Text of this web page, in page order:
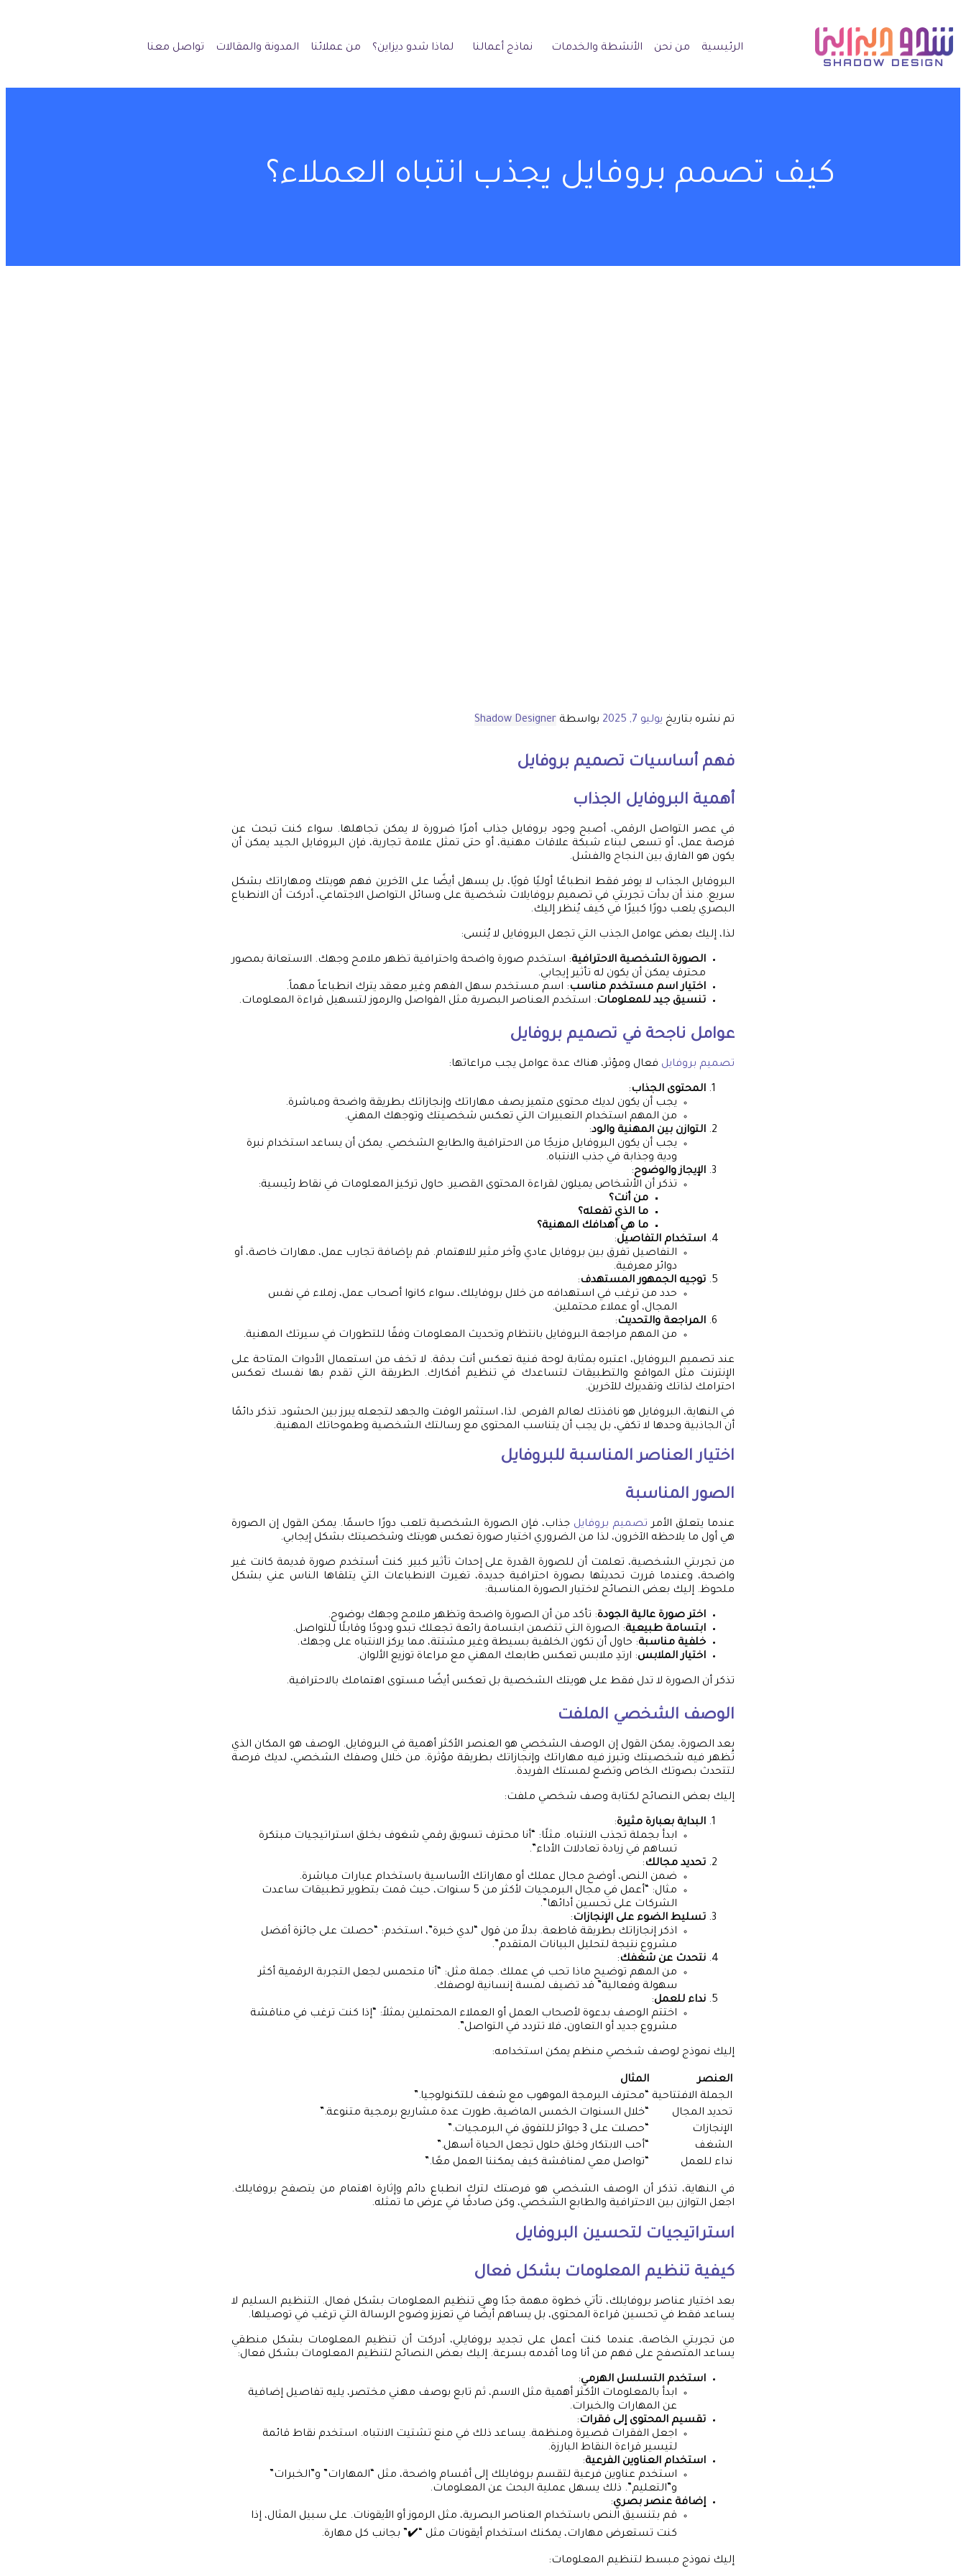
الرئيسية من نحن الأنشطة والخدمات نماذج أعمالنا لماذا شدو ديزاين؟ من عملائنا المدونة والمقالات تواصل معنا
كيف تصمم بروفايل يجذب انتباه العملاء؟
تم نشره بتاريخ يوليو 7, 2025 بواسطة Shadow Designer
فهم أساسيات تصميم بروفايل
أهمية البروفايل الجذاب
في عصر التواصل الرقمي، أصبح وجود بروفايل جذاب أمرًا ضرورة لا يمكن تجاهلها. سواء كنت تبحث عن
فرصة عمل، أو تسعى لبناء شبكة علاقات مهنية، أو حتى تمثل علامة تجارية، فإن البروفايل الجيد يمكن أن
يكون هو الفارق بين النجاح والفشل.
البروفايل الجذاب لا يوفر فقط انطباعًا أوليًا قويًا، بل يسهل أيضًا على الآخرين فهم هويتك ومهاراتك بشكل
سريع. منذ أن بدأت تجربتي في تصميم بروفايلات شخصية على وسائل التواصل الاجتماعي، أدركت أن الانطباع
البصري يلعب دورًا كبيرًا في كيف يُنظر إليك.
لذا، إليك بعض عوامل الجذب التي تجعل البروفايل لا يُنسى:
الصورة الشخصية الاحترافية: استخدم صورة واضحة واحترافية تظهر ملامح وجهك. الاستعانة بمصور
محترف يمكن أن يكون له تأثير إيجابي.
اختيار اسم مستخدم مناسب: اسم مستخدم سهل الفهم وغير معقد يترك انطباعاً مهماً.
تنسيق جيد للمعلومات: استخدم العناصر البصرية مثل الفواصل والرموز لتسهيل قراءة المعلومات.
عوامل ناجحة في تصميم بروفايل
تصميم بروفايل فعال ومؤثر، هناك عدة عوامل يجب مراعاتها:
المحتوى الجذاب:
يجب أن يكون لديك محتوى متميز يصف مهاراتك وإنجازاتك بطريقة واضحة ومباشرة.
من المهم استخدام التعبيرات التي تعكس شخصيتك وتوجهك المهني.
التوازن بين المهنية والود:
يجب أن يكون البروفايل مزيجًا من الاحترافية والطابع الشخصي. يمكن أن يساعد استخدام نبرة
ودية وجذابة في جذب الانتباه.
الإيجاز والوضوح:
تذكر أن الأشخاص يميلون لقراءة المحتوى القصير. حاول تركيز المعلومات في نقاط رئيسية:
من أنت؟
ما الذي تفعله؟
ما هي أهدافك المهنية؟
استخدام التفاصيل:
التفاصيل تفرق بين بروفايل عادي وآخر مثير للاهتمام. قم بإضافة تجارب عمل، مهارات خاصة، أو
دوائر معرفية.
توجيه الجمهور المستهدف:
حدد من ترغب في استهدافه من خلال بروفايلك، سواء كانوا أصحاب عمل، زملاء في نفس
المجال، أو عملاء محتملين.
المراجعة والتحديث:
من المهم مراجعة البروفايل بانتظام وتحديث المعلومات وفقًا للتطورات في سيرتك المهنية.
عند تصميم البروفايل، اعتبره بمثابة لوحة فنية تعكس أنت بدقة. لا تخف من استعمال الأدوات المتاحة على
الإنترنت مثل المواقع والتطبيقات لتساعدك في تنظيم أفكارك. الطريقة التي تقدم بها نفسك تعكس
احترامك لذاتك وتقديرك للآخرين.
في النهاية، البروفايل هو نافذتك لعالم الفرص. لذا، استثمر الوقت والجهد لتجعله يبرز بين الحشود. تذكر دائمًا
أن الجاذبية وحدها لا تكفي، بل يجب أن يتناسب المحتوى مع رسالتك الشخصية وطموحاتك المهنية.
اختيار العناصر المناسبة للبروفايل
الصور المناسبة
عندما يتعلق الأمر تصميم بروفايل جذاب، فإن الصورة الشخصية تلعب دورًا حاسمًا. يمكن القول إن الصورة
هي أول ما يلاحظه الآخرون، لذا من الضروري اختيار صورة تعكس هويتك وشخصيتك بشكل إيجابي.
من تجربتي الشخصية، تعلمت أن للصورة القدرة على إحداث تأثير كبير. كنت أستخدم صورة قديمة كانت غير
واضحة، وعندما قررت تحديثها بصورة احترافية جديدة، تغيرت الانطباعات التي يتلقاها الناس عني بشكل
ملحوظ. إليك بعض النصائح لاختيار الصورة المناسبة:
اختر صورة عالية الجودة: تأكد من أن الصورة واضحة وتظهر ملامح وجهك بوضوح.
ابتسامة طبيعية: الصورة التي تتضمن ابتسامة رائعة تجعلك تبدو ودودًا وقابلًا للتواصل.
خلفية مناسبة: حاول أن تكون الخلفية بسيطة وغير مشتتة، مما يركز الانتباه على وجهك.
اختيار الملابس: ارتدِ ملابس تعكس طابعك المهني مع مراعاة توزيع الألوان.
تذكر أن الصورة لا تدل فقط على هويتك الشخصية بل تعكس أيضًا مستوى اهتمامك بالاحترافية.
الوصف الشخصي الملفت
بعد الصورة، يمكن القول إن الوصف الشخصي هو العنصر الأكثر أهمية في البروفايل. الوصف هو المكان الذي
تُظهر فيه شخصيتك وتبرز فيه مهاراتك وإنجازاتك بطريقة مؤثرة. من خلال وصفك الشخصي، لديك فرصة
لتتحدث بصوتك الخاص وتضع لمستك الفريدة.
إليك بعض النصائح لكتابة وصف شخصي ملفت:
البداية بعبارة مثيرة:
ابدأ بجملة تجذب الانتباه. مثلًا: “أنا محترف تسويق رقمي شغوف بخلق استراتيجيات مبتكرة
تساهم في زيادة تعادلات الأداء”.
تحديد مجالك:
ضمن النص، أوضح مجال عملك أو مهاراتك الأساسية باستخدام عبارات مباشرة.
مثال: “أعمل في مجال البرمجيات لأكثر من 5 سنوات، حيث قمت بتطوير تطبيقات ساعدت
الشركات على تحسين أدائها”.
تسليط الضوء على الإنجازات:
اذكر إنجازاتك بطريقة قاطعة. بدلاً من قول “لدي خبرة”، استخدم: “حصلت على جائزة أفضل
مشروع نتيجة لتحليل البيانات المتقدم”.
نتحدث عن شغفك:
من المهم توضيح ماذا تحب في عملك. جملة مثل: “أنا متحمس لجعل التجربة الرقمية أكثر
سهولة وفعالية” قد تضيف لمسة إنسانية لوصفك.
نداء للعمل:
اختتم الوصف بدعوة لأصحاب العمل أو العملاء المحتملين بمثلاً: “إذا كنت ترغب في مناقشة
مشروع جديد أو التعاون، فلا تتردد في التواصل”.
إليك نموذج لوصف شخصي منظم يمكن استخدامه:
العنصر
المثال
الجملة الافتتاحية
“محترف البرمجة الموهوب مع شغف للتكنولوجيا.”
تحديد المجال
“خلال السنوات الخمس الماضية، طورت عدة مشاريع برمجية متنوعة.”
الإنجازات
“حصلت على 3 جوائز للتفوق في البرمجيات.”
الشغف
“أحب الابتكار وخلق حلول تجعل الحياة أسهل.”
نداء للعمل
“تواصل معي لمناقشة كيف يمكننا العمل معًا.”
في النهاية، تذكر أن الوصف الشخصي هو فرصتك لترك انطباع دائم وإثارة اهتمام من يتصفح بروفايلك.
اجعل التوازن بين الاحترافية والطابع الشخصي، وكن صادقًا في عرض ما تمثله.
استراتيجيات لتحسين البروفايل
كيفية تنظيم المعلومات بشكل فعال
بعد اختيار عناصر بروفايلك، تأتي خطوة مهمة جدًا وهي تنظيم المعلومات بشكل فعال. التنظيم السليم لا
يساعد فقط في تحسين قراءة المحتوى، بل يساهم أيضًا في تعزيز وضوح الرسالة التي ترغب في توصيلها.
من تجربتي الخاصة، عندما كنت أعمل على تجديد بروفايلي، أدركت أن تنظيم المعلومات بشكل منطقي
يساعد المتصفح على فهم من أنا وما أقدمه بسرعة. إليك بعض النصائح لتنظيم المعلومات بشكل فعال:
استخدم التسلسل الهرمي:
ابدأ بالمعلومات الأكثر أهمية مثل الاسم، ثم تابع بوصف مهني مختصر، يليه تفاصيل إضافية
عن المهارات والخبرات.
تقسيم المحتوى إلى فقرات:
اجعل الفقرات قصيرة ومنظمة. يساعد ذلك في منع تشتيت الانتباه. استخدم نقاط قائمة
لتيسير قراءة النقاط البارزة.
استخدام العناوين الفرعية:
استخدم عناوين فرعية لتقسم بروفايلك إلى أقسام واضحة، مثل “المهارات” و”الخبرات”
و”التعليم”. ذلك يسهل عملية البحث عن المعلومات.
إضافة عنصر بصري:
قم بتنسيق النص باستخدام العناصر البصرية، مثل الرموز أو الأيقونات. على سبيل المثال، إذا
كنت تستعرض مهارات، يمكنك استخدام أيقونات مثل “✔️” بجانب كل مهارة.
إليك نموذج مبسط لتنظيم المعلومات: